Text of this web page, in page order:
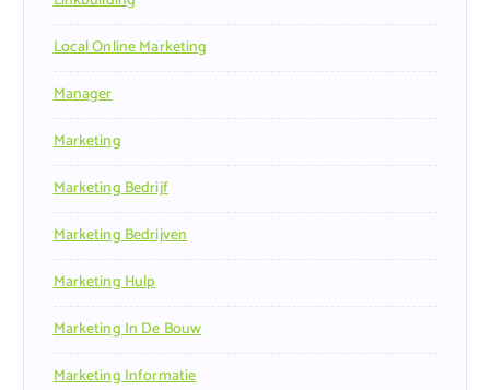
Local Online Marketing
Manager
Marketing
Marketing Bedrijf
Marketing Bedrijven
Marketing Hulp
Marketing In De Bouw
Marketing Informatie